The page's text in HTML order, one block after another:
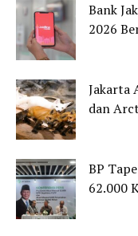
Bank
2026
Jakarta
dan
BP
62.000